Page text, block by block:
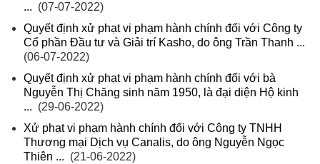
... (07-07-2022)
Quyết định xử phạt vi phạm hành chính đối với Công ty
Cổ phần Đầu tư và Giải trí Kasho, do ông Trần Thanh ...
(06-07-2022)
Quyết định xử phạt vi phạm hành chính đối với bà
Nguyễn Thị Chăng sinh năm 1950, là đại diện Hộ kinh
... (29-06-2022)
Xử phạt vi phạm hành chính đối với Công ty TNHH
Thương mại Dịch vụ Canalis, do ông Nguyễn Ngọc
Thiên ... (21-06-2022)